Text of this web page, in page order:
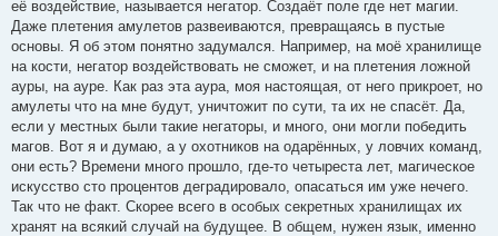
её воздействие, называется негатор. Создаёт поле где нет магии.
Даже плетения амулетов развеиваются, превращаясь в пустые
основы. Я об этом понятно задумался. Например, на моё хранилище
на кости, негатор воздействовать не сможет, и на плетения ложной
ауры, на ауре. Как раз эта аура, моя настоящая, от него прикроет, но
амулеты что на мне будут, уничтожит по сути, та их не спасёт. Да,
если у местных были такие негаторы, и много, они могли победить
магов. Вот я и думаю, а у охотников на одарённых, у ловчих команд,
они есть? Времени много прошло, где-то четыреста лет, магическое
искусство сто процентов деградировало, опасаться им уже нечего.
Так что не факт. Скорее всего в особых секретных хранилищах их
хранят на всякий случай на будущее. В общем, нужен язык, именно